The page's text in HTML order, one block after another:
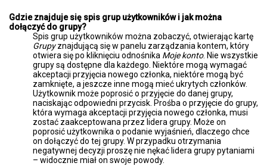
Gdzie znajduje się spis grup użytkowników i jak można
dołączyć do grupy?
Spis grup użytkowników można zobaczyć, otwierając kartę
Grupyznajdującą się w panelu zarządzania kontem, który
otwiera się po kliknięciu odnośnika Moje konto. Nie wszystkie
grupy są dostępne dla każdego. Niektóre mogą wymagać
akceptacji przyjęcia nowego członka, niektóre mogą być
zamknięte, a jeszcze inne mogą mieć ukrytych członków.
Użytkownik może poprosić o przyjęcie do danej grupy,
naciskając odpowiedni przycisk. Prośba o przyjęcie do grupy,
która wymaga akceptacji przyjęcia nowego członka, musi
zostać zaakceptowana przez lidera grupy. Może on
poprosić użytkownika o podanie wyjaśnień, dlaczego chce
on dołączyć do tej grupy. W przypadku otrzymania
negatywnej decyzji proszę nie nękać lidera grupy pytaniami
– widocznie miał on swoje powody.